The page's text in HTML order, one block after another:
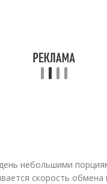
небольшими
скорость обмена